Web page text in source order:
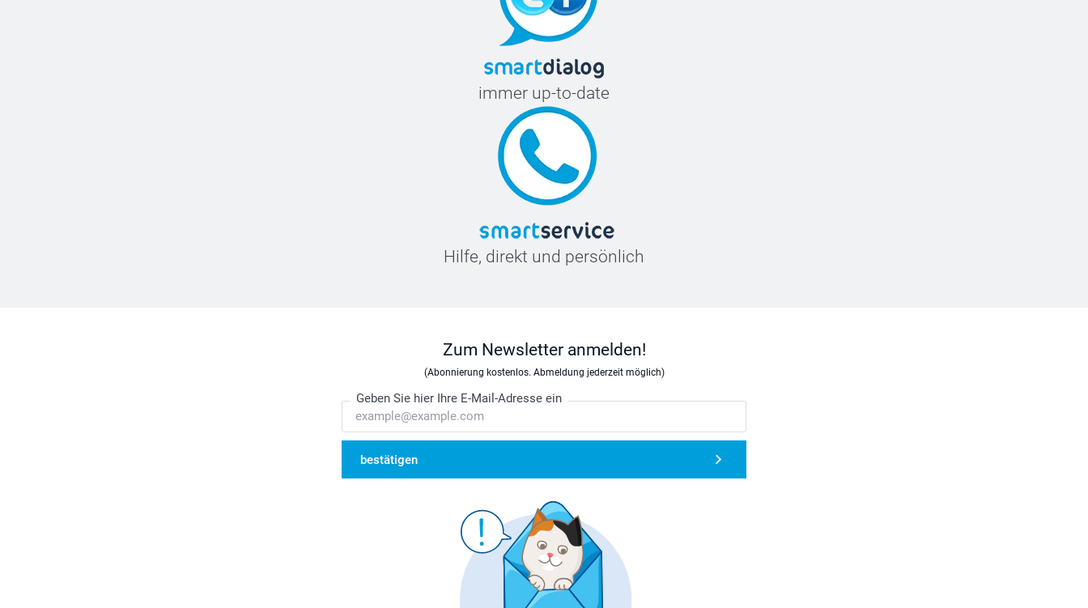
immer up-to-date
Hilfe, direkt und persönlich
Zum Newsletter anmelden!
(Abonnierung kostenlos. Abmeldung jederzeit möglich)
Geben Sie hier Ihre E-Mail-Adresse ein
bestätigen